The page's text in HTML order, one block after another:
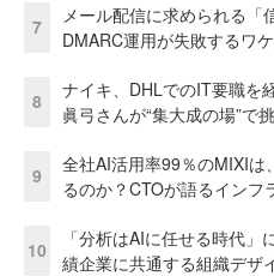
7
メール配信に求められる
DMARC運用が失敗するワ
8
ナイキ、DHLでのIT要職を
眞弓さんが“集大成の場”で
9
全社AI活用率99％のMIXI
るのか？CTOが語るインフ
10
「分析はAIに任せる時代
績企業に共通する組織デザ